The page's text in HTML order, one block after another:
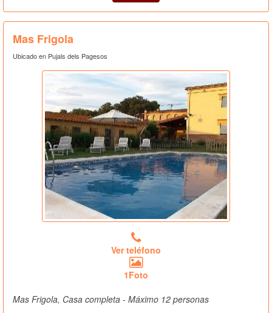
Mas Frigola
Ubicado en Pujals dels Pagesos
Ver teléfono
1Foto
Mas Frigola, Casa completa - Máximo 12 personas